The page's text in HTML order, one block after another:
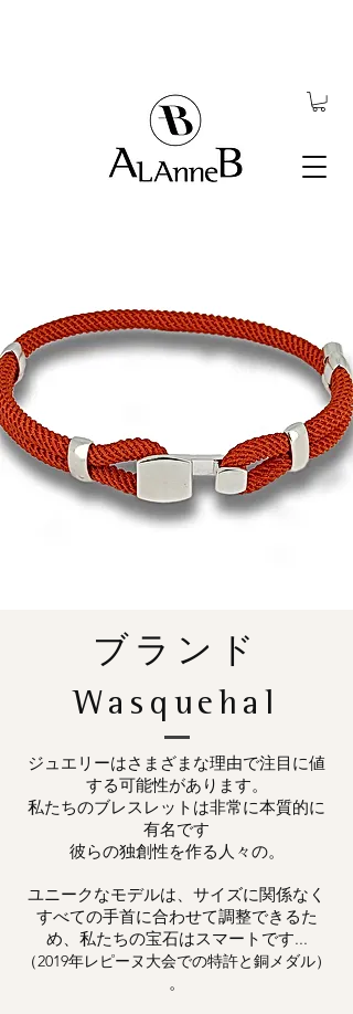
ブランド
Wasquehal
ジュエリーはさまざまな理由で注目に値
する可能性があります。
私たちのブレスレットは非常に本質的に
有名です
彼らの独創性を作る人々の。
ユニークなモデルは、サイズに関係なく
すべての手首に合わせて調整できるた
め、私たちの宝石はスマートです...
（2019年レピーヌ大会での特許と銅メダル）
。